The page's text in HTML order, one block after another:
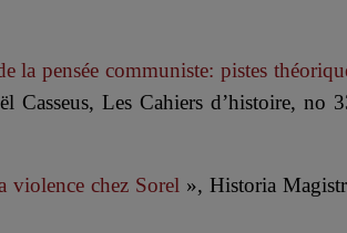
la pensée communiste: pistes
Casseus, Les Cahiers d’histoire, no
violence chez Sorel», Historia